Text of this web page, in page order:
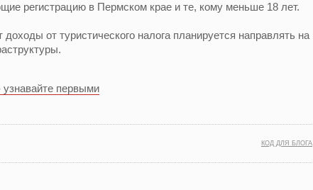
регистрацию в Пермском крае и те, кому меньше 18 лет.
от туристического налога планируется направлять на
первыми
КОД ДЛЯ БЛОГА